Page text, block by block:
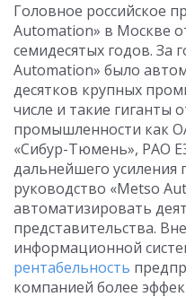
Головное российское
Automation» в Москве
семидесятых годов. За
Automation» было
десятков крупных
числе и такие гиганты
промышленности как
«Сибур-Тюмень», РАО
дальнейшего усиления
руководство «Metso
автоматизировать
представительства.
информационной
рентабельность
компанией более